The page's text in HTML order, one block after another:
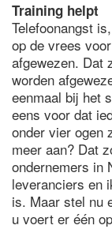
Training helpt
Telefoonangst
op de vrees
afgewezen. Dat
worden
eenmaal bij het
eens voor dat
onder vier ogen
meer aan? Dat
ondernemers in
leveranciers en
is. Maar stel nu
u voert er één